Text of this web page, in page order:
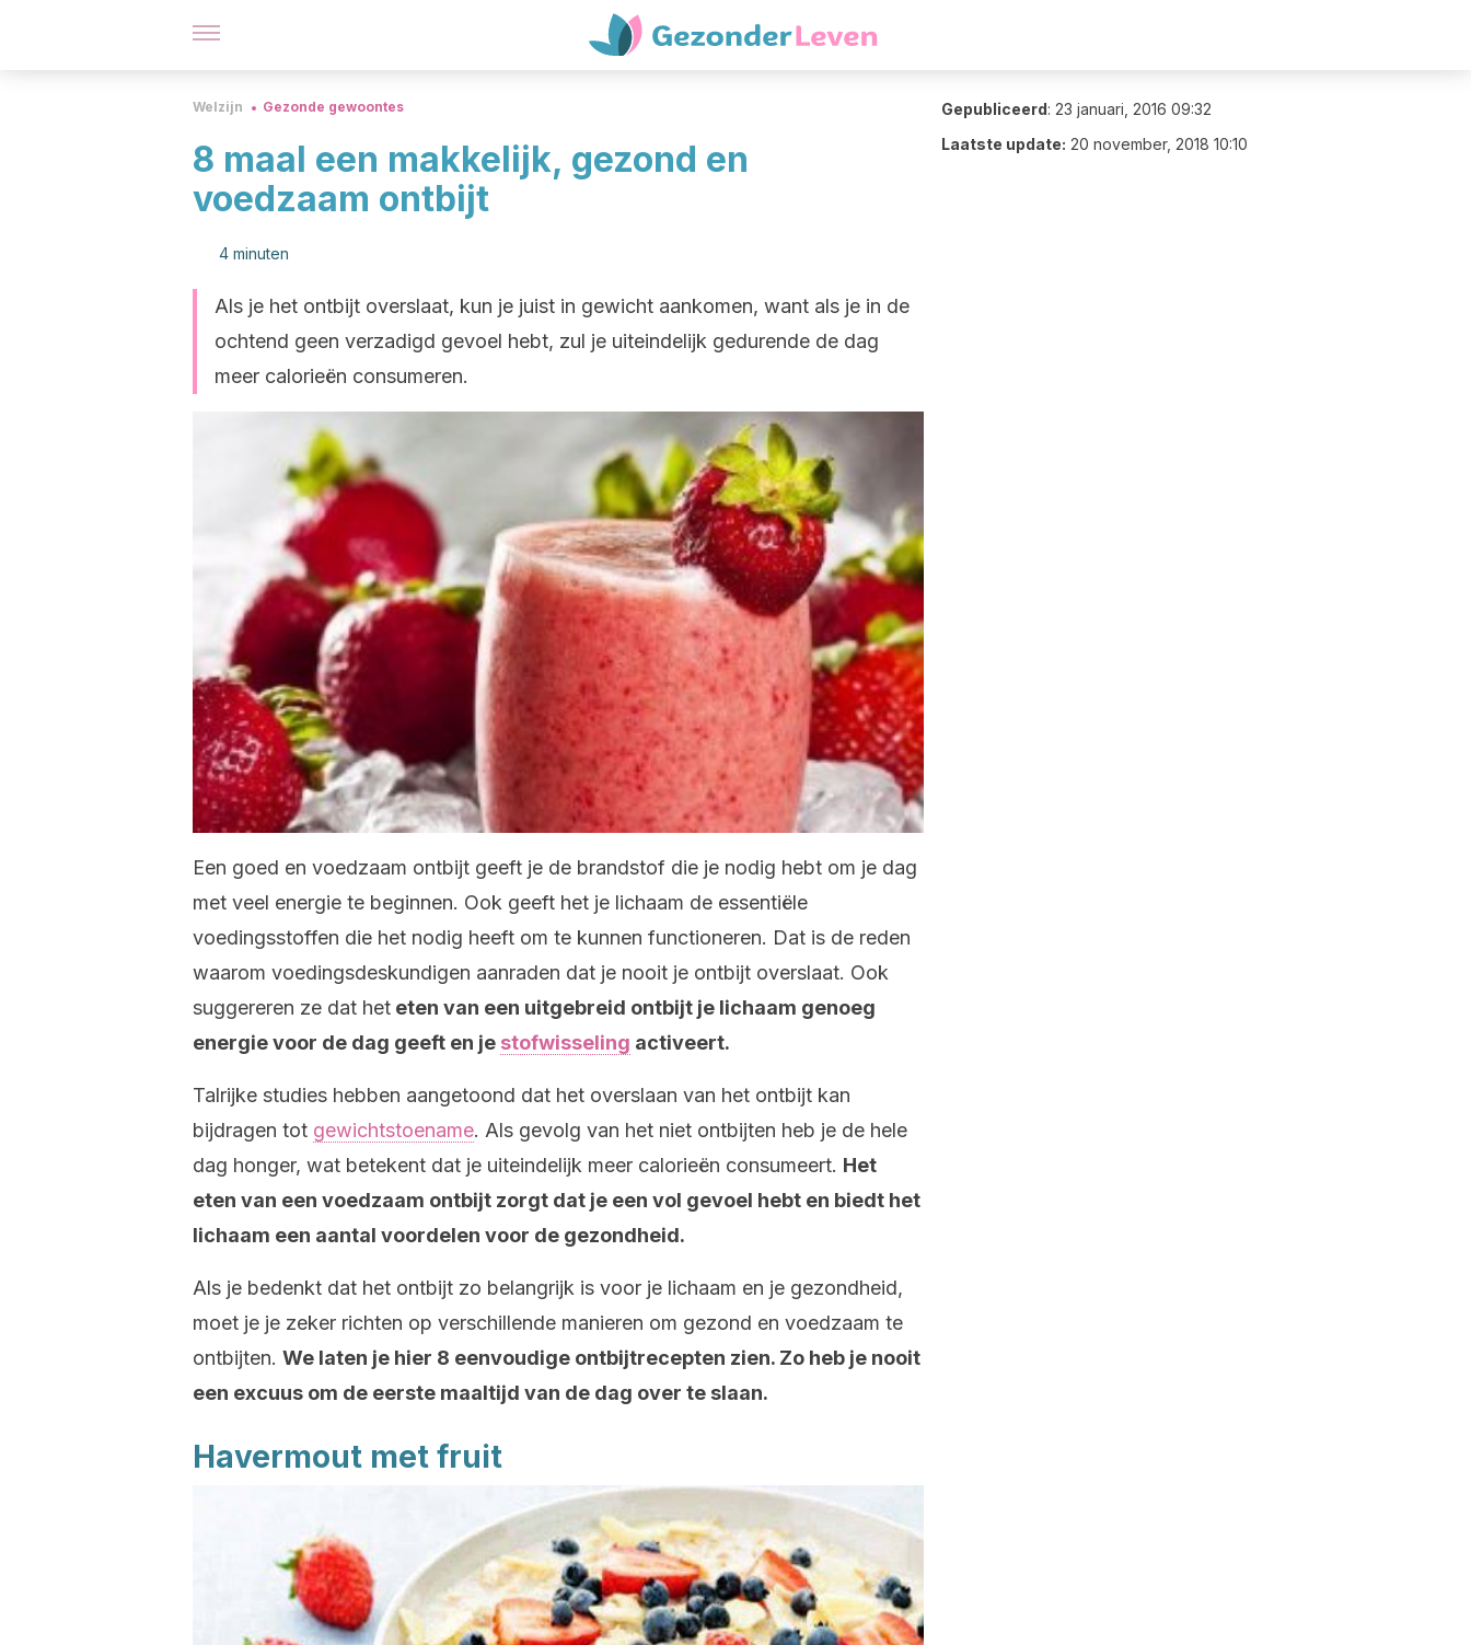
Welzijn Gezonde gewoontes
8 maal een makkelijk, gezond en
voedzaam ontbijt
4 minuten
Als je het ontbijt overslaat, kun je juist in gewicht aankomen, want als je in de
ochtend geen verzadigd gevoel hebt, zul je uiteindelijk gedurende de dag
meer calorieën consumeren.
Een goed en voedzaam ontbijt geeft je de brandstof die je nodig hebt om je dag
met veel energie te beginnen. Ook geeft het je lichaam de essentiële
voedingsstoffen die het nodig heeft om te kunnen functioneren. Dat is de reden
waarom voedingsdeskundigen aanraden dat je nooit je ontbijt overslaat. Ook
suggereren ze dat het eten van een uitgebreid ontbijt je lichaam genoeg
energie voor de dag geeft en je stofwisseling activeert.
Talrijke studies hebben aangetoond dat het overslaan van het ontbijt kan
bijdragen tot gewichtstoename. Als gevolg van het niet ontbijten heb je de hele
dag honger, wat betekent dat je uiteindelijk meer calorieën consumeert. Het
eten van een voedzaam ontbijt zorgt dat je een vol gevoel hebt en biedt het
lichaam een ​​aantal voordelen voor de gezondheid.
Als je bedenkt dat het ontbijt zo belangrijk is voor je lichaam en je gezondheid,
moet je je zeker richten op verschillende manieren om gezond en voedzaam te
ontbijten. We laten je hier 8 eenvoudige ontbijtrecepten zien. Zo heb je nooit
een excuus om de eerste maaltijd van de dag over te slaan.
Havermout met fruit
Gepubliceerd: 23 januari, 2016 09:32
Laatste update: 20 november, 2018 10:10